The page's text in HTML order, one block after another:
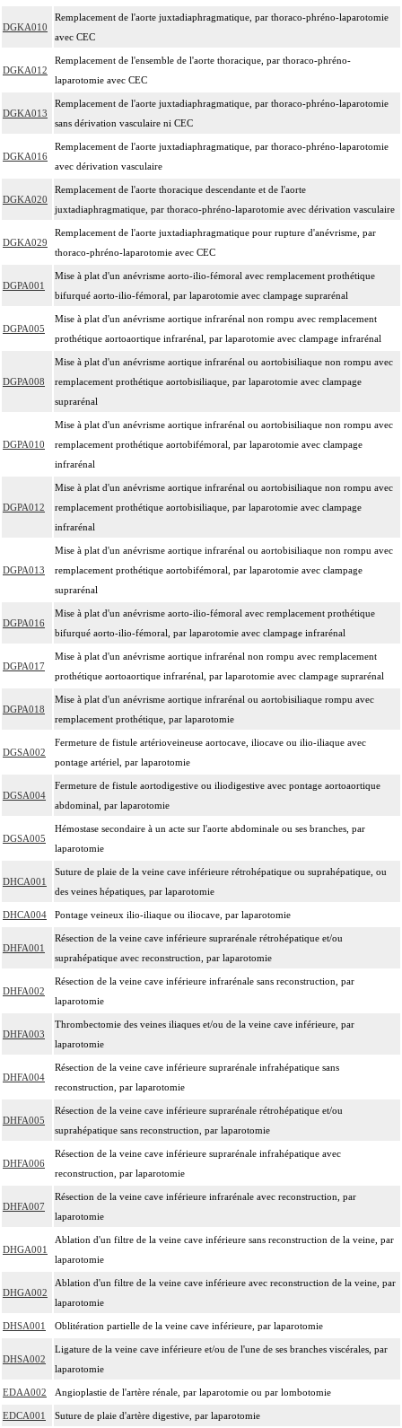
DGKA010
Remplacement de l'aorte juxtadiaphragmatique, par thoraco-phréno-laparotomie
avec CEC
DGKA012
Remplacement de l'ensemble de l'aorte thoracique, par thoraco-phréno-
laparotomie avec CEC
DGKA013
Remplacement de l'aorte juxtadiaphragmatique, par thoraco-phréno-laparotomie
sans dérivation vasculaire ni CEC
DGKA016
Remplacement de l'aorte juxtadiaphragmatique, par thoraco-phréno-laparotomie
avec dérivation vasculaire
DGKA020
Remplacement de l'aorte thoracique descendante et de l'aorte
juxtadiaphragmatique, par thoraco-phréno-laparotomie avec dérivation vasculaire
DGKA029
Remplacement de l'aorte juxtadiaphragmatique pour rupture d'anévrisme, par
thoraco-phréno-laparotomie avec CEC
DGPA001
Mise à plat d'un anévrisme aorto-ilio-fémoral avec remplacement prothétique
bifurqué aorto-ilio-fémoral, par laparotomie avec clampage suprarénal
DGPA005
Mise à plat d'un anévrisme aortique infrarénal non rompu avec remplacement
prothétique aortoaortique infrarénal, par laparotomie avec clampage infrarénal
DGPA008
Mise à plat d'un anévrisme aortique infrarénal ou aortobisiliaque non rompu avec
remplacement prothétique aortobisiliaque, par laparotomie avec clampage
suprarénal
DGPA010
Mise à plat d'un anévrisme aortique infrarénal ou aortobisiliaque non rompu avec
remplacement prothétique aortobifémoral, par laparotomie avec clampage
infrarénal
DGPA012
Mise à plat d'un anévrisme aortique infrarénal ou aortobisiliaque non rompu avec
remplacement prothétique aortobisiliaque, par laparotomie avec clampage
infrarénal
DGPA013
Mise à plat d'un anévrisme aortique infrarénal ou aortobisiliaque non rompu avec
remplacement prothétique aortobifémoral, par laparotomie avec clampage
suprarénal
DGPA016
Mise à plat d'un anévrisme aorto-ilio-fémoral avec remplacement prothétique
bifurqué aorto-ilio-fémoral, par laparotomie avec clampage infrarénal
DGPA017
Mise à plat d'un anévrisme aortique infrarénal non rompu avec remplacement
prothétique aortoaortique infrarénal, par laparotomie avec clampage suprarénal
DGPA018
Mise à plat d'un anévrisme aortique infrarénal ou aortobisiliaque rompu avec
remplacement prothétique, par laparotomie
DGSA002
Fermeture de fistule artérioveineuse aortocave, iliocave ou ilio-iliaque avec
pontage artériel, par laparotomie
DGSA004
Fermeture de fistule aortodigestive ou iliodigestive avec pontage aortoaortique
abdominal, par laparotomie
DGSA005
Hémostase secondaire à un acte sur l'aorte abdominale ou ses branches, par
laparotomie
DHCA001
Suture de plaie de la veine cave inférieure rétrohépatique ou suprahépatique, ou
des veines hépatiques, par laparotomie
DHCA004 Pontage veineux ilio-iliaque ou iliocave, par laparotomie
DHFA001
Résection de la veine cave inférieure suprarénale rétrohépatique et/ou
suprahépatique avec reconstruction, par laparotomie
DHFA002
Résection de la veine cave inférieure infrarénale sans reconstruction, par
laparotomie
DHFA003
Thrombectomie des veines iliaques et/ou de la veine cave inférieure, par
laparotomie
DHFA004
Résection de la veine cave inférieure suprarénale infrahépatique sans
reconstruction, par laparotomie
DHFA005
Résection de la veine cave inférieure suprarénale rétrohépatique et/ou
suprahépatique sans reconstruction, par laparotomie
DHFA006
Résection de la veine cave inférieure suprarénale infrahépatique avec
reconstruction, par laparotomie
DHFA007
Résection de la veine cave inférieure infrarénale avec reconstruction, par
laparotomie
DHGA001
Ablation d'un filtre de la veine cave inférieure sans reconstruction de la veine, par
laparotomie
DHGA002
Ablation d'un filtre de la veine cave inférieure avec reconstruction de la veine, par
laparotomie
DHSA001 Oblitération partielle de la veine cave inférieure, par laparotomie
DHSA002
Ligature de la veine cave inférieure et/ou de l'une de ses branches viscérales, par
laparotomie
EDAA002 Angioplastie de l'artère rénale, par laparotomie ou par lombotomie
EDCA001 Suture de plaie d'artère digestive, par laparotomie